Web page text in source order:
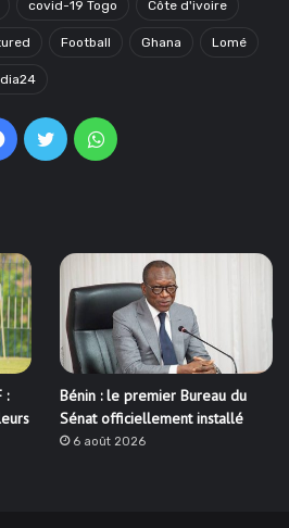
covid-19 Togo Côte d'ivoire
Football Ghana Lomé
Facebook
TwitterWhatsApp
:
Bénin : le premier Bureau du
Sénat officiellement installé
6 août 2026